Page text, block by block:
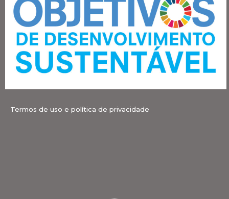
Termos de uso e política de privacidade